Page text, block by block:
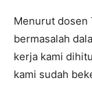
Menurut dosen
bermasalah
kerja kami
kami sudah